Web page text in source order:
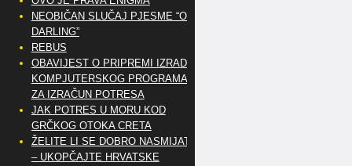
NEOBIČAN SLUČAJ PJESME “OH
DARLING”
REBUS
OBAVIJEST O PRIPREMI IZRADE
KOMPJUTERSKOG PROGRAMA
ZA IZRAČUN POTRESA
JAK POTRES U MORU KOD
GRČKOG OTOKA CRETA
ŽELITE LI SE DOBRO NASMIJATI
– UKOPČAJTE HRVATSKE